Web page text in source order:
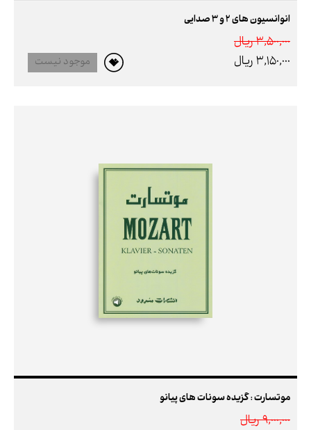
انوانسیون های 2 و 3 صدایی
3,500,000 ريال
3,150,000 ريال
موجود نیست
موتسارت : گزیده سونات های پیانو
9,000,000 ريال